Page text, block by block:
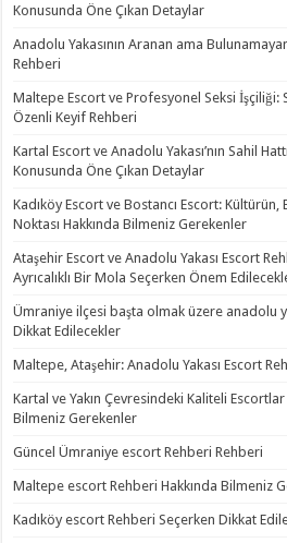
Konusunda Öne Çıkan Detaylar
Anadolu Yakasının Aranan ama
Rehberi
Maltepe Escort ve Profesyonel Seksi İşçiliği:
Özenli Keyif Rehberi
Kartal Escort ve Anadolu Yakası’nın Sahil
Konusunda Öne Çıkan Detaylar
Kadıköy Escort ve Bostancı Escort:
Noktası Hakkında Bilmeniz Gerekenler
Ataşehir Escort ve Anadolu Yakası Escort
Ayrıcalıklı Bir Mola Seçerken Önem
Ümraniye ilçesi başta olmak üzere anadolu
Dikkat Edilecekler
Maltepe, Ataşehir: Anadolu Yakası Escort
Kartal ve Yakın Çevresindeki Kaliteli
Bilmeniz Gerekenler
Güncel Ümraniye escort Rehberi Rehberi
Maltepe escort Rehberi Hakkında Bilmeniz
Kadıköy escort Rehberi Seçerken Dikkat